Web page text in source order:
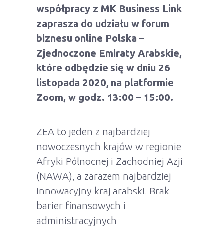
współpracy z MK Business Link
zaprasza do udziału w forum
biznesu online Polska –
Zjednoczone Emiraty Arabskie,
które odbędzie się w dniu 26
listopada 2020, na platformie
Zoom, w godz. 13:00 – 15:00.
ZEA to jeden z najbardziej
nowoczesnych krajów w regionie
Afryki Północnej i Zachodniej Azji
(NAWA), a zarazem najbardziej
innowacyjny kraj arabski. Brak
barier finansowych i
administracyjnych